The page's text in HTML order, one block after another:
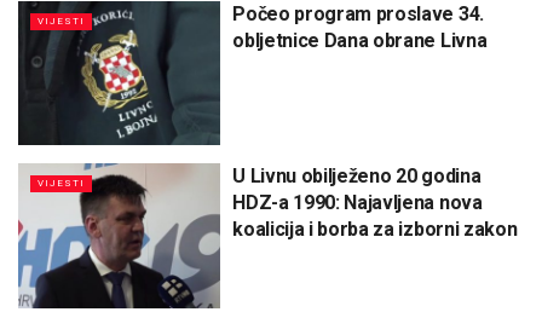
VIJESTI
Počeo program proslave 34.
obljetnice Dana obrane Livna
VIJESTI
U Livnu obilježeno 20 godina
HDZ-a 1990: Najavljena nova
koalicija i borba za izborni zakon